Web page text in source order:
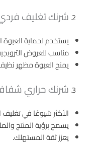
شرنك تغليف
يستخدم لحماية
مناسب للعروض
يمنح العبوة مظهر
شرنك حراري
الأكثر شيوعًا في تغليف
يسمح برؤية المنتج
يعزز ثقة المستهلك.